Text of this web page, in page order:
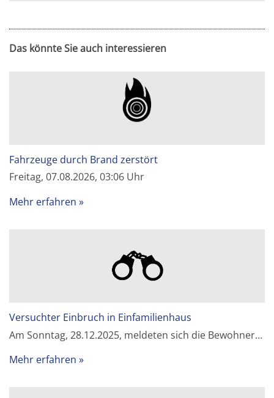
Das könnte Sie auch interessieren
Fahrzeuge durch Brand zerstört
Freitag, 07.08.2026, 03:06 Uhr
Mehr erfahren
Versuchter Einbruch in Einfamilienhaus
Am Sonntag, 28.12.2025, meldeten sich die Bewohner…
Mehr erfahren